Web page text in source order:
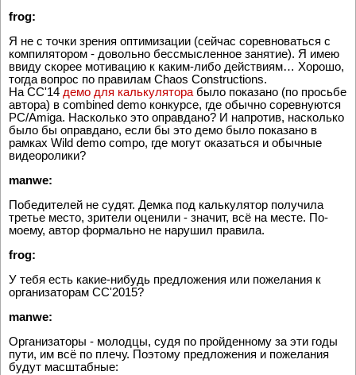
frog:
Я не с точки зрения оптимизации (сейчас соревноваться с
компилятором - довольно бессмысленное занятие). Я имею
ввиду скорее мотивацию к каким-либо действиям… Хорошо,
тогда вопрос по правилам Chaos Constructions.
На CC'14 демо для калькуляторабыло показано (по просьбе
автора) в combined demo конкурсе, где обычно соревнуются
PC/Amiga. Насколько это оправдано? И напротив, насколько
было бы оправдано, если бы это демо было показано в
рамках Wild demo compo, где могут оказаться и обычные
видеоролики?
manwe:
Победителей не судят. Демка под калькулятор получила
третье место, зрители оценили - значит, всё на месте. По-
моему, автор формально не нарушил правила.
frog:
У тебя есть какие-нибудь предложения или пожелания к
организаторам CC'2015?
manwe:
Организаторы - молодцы, судя по пройденному за эти годы
пути, им всё по плечу. Поэтому предложения и пожелания
будут масштабные: